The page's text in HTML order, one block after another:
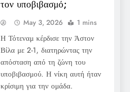
τον υποβιβασμό;
May 3, 2026 1 mins
Η Τότεναμ κέρδισε την Άστον
Βίλα με 2-1, διατηρώντας την
απόσταση από τη ζώνη του
υποβιβασμού. Η νίκη αυτή ήταν
κρίσιμη για την ομάδα.